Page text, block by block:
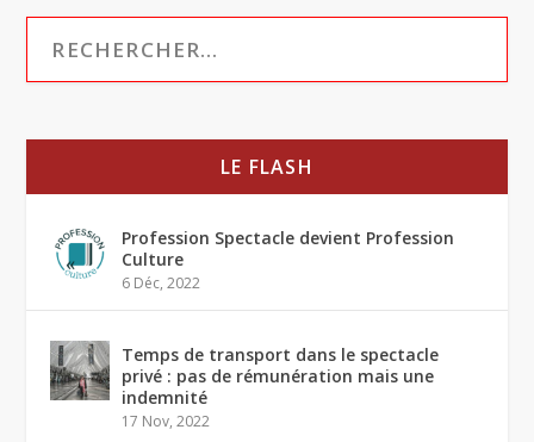
LE FLASH
Profession Spectacle devient Profession
Culture
6 Déc, 2022
Temps de transport dans le spectacle
privé : pas de rémunération mais une
indemnité
17 Nov, 2022